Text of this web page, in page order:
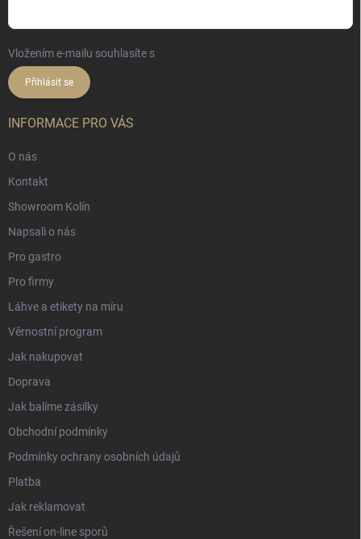
Vložením e-mailu souhlasíte s
Přihlásit se
INFORMACE PRO VÁS
O nás
Kontakt
Showroom Kolín
Napsali o nás
Pro gastro
Pro firmy
Láhve a etikety na míru
Věrnostní program
Jak nakupovat
Doprava
Jak balíme zásilky
Obchodní podmínky
Podmínky ochrany osobních údajů
Platba
Jak reklamovat
Řešení on-line sporů